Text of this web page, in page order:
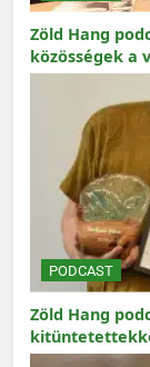
Zöld Hang
közösségek a
PODCAST
Zöld Hang